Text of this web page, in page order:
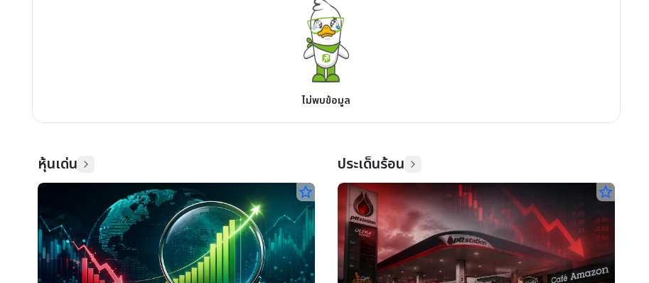
ไม่พบข้อมูล
หุ้นเด่น
star_border
ประเด็นร้อน
star_border